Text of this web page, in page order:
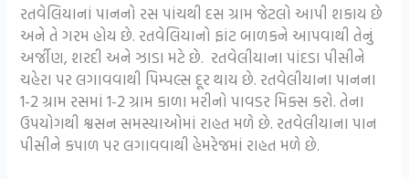
રતવેલિયાનાં પાનનો રસ પાંચથી દસ ગ્રામ જેટલો આપી શકાય છે
અને તે ગરમ હોય છે. રતવેલિયાનો ફાંટ બાળકને આપવાથી તેનું
અર્જીણ, શરદી અને ઝાડા મટે છે. રતવેલીયાના પાંદડા પીસીને
ચહેરા પર લગાવવાથી પિમ્પલ્સ દૂર થાય છે. રતવેલીયાના પાનના
1-2 ગ્રામ રસમાં 1-2 ગ્રામ કાળા મરીનો પાવડર મિક્સ કરો. તેના
ઉપયોગથી શ્વસન સમસ્યાઓમાં રાહત મળે છે. રતવેલીયાના પાન
પીસીને કપાળ પર લગાવવાથી હેમરેજમાં રાહત મળે છે.